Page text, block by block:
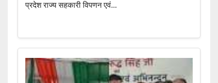
प्रदेश राज्य सहकारी विपणन एवं...